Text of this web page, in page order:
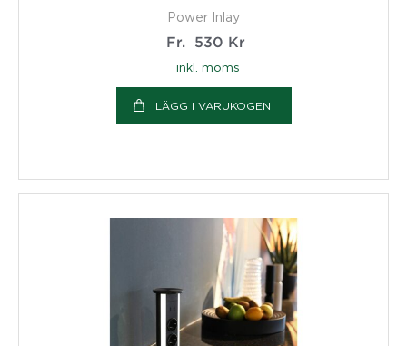
Power Inlay
Fr.
530 Kr
inkl. moms
LÄGG I VARUKOGEN